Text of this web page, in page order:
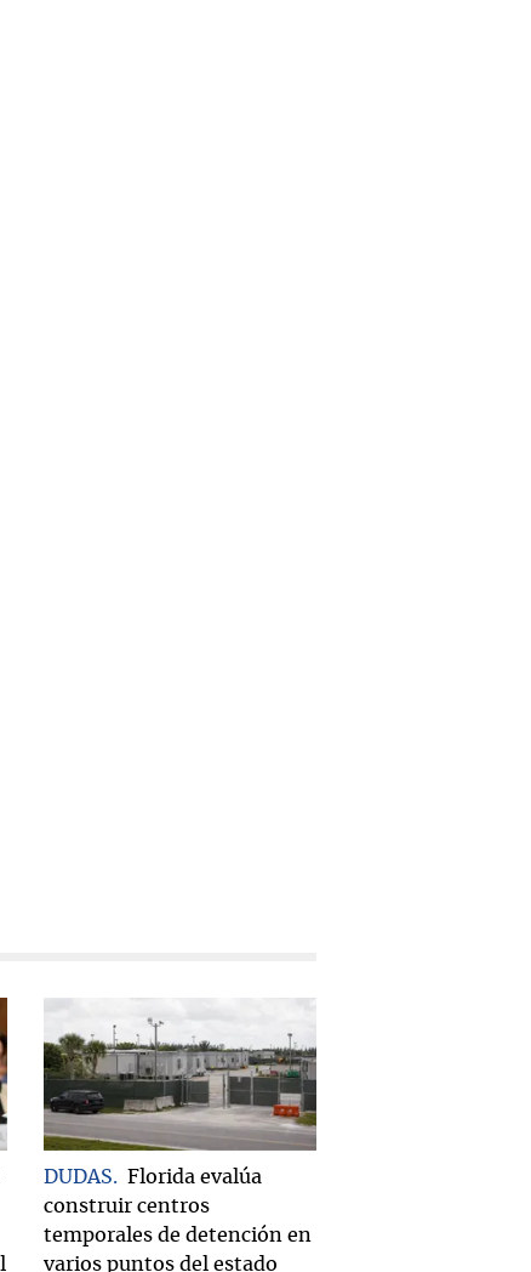
DUDAS
Florida evalúa
construir centros
temporales de detención en
varios puntos del estado